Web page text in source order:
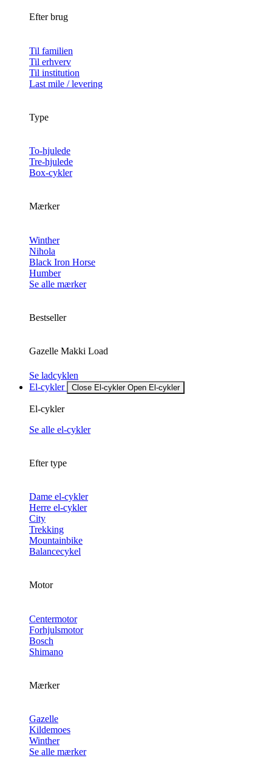
Efter brug
Til familien
Til erhverv
Til institution
Last mile / levering
Type
To-hjulede
Tre-hjulede
Box-cykler
Mærker
Winther
Nihola
Black Iron Horse
Humber
Se alle mærker
Bestseller
Gazelle Makki Load
Se ladcyklen
El-cykler
Close El-cykler Open El-cykler
El-cykler
Se alle el-cykler
Efter type
Dame el-cykler
Herre el-cykler
City
Trekking
Mountainbike
Balancecykel
Motor
Centermotor
Forhjulsmotor
Bosch
Shimano
Mærker
Gazelle
Kildemoes
Winther
Se alle mærker